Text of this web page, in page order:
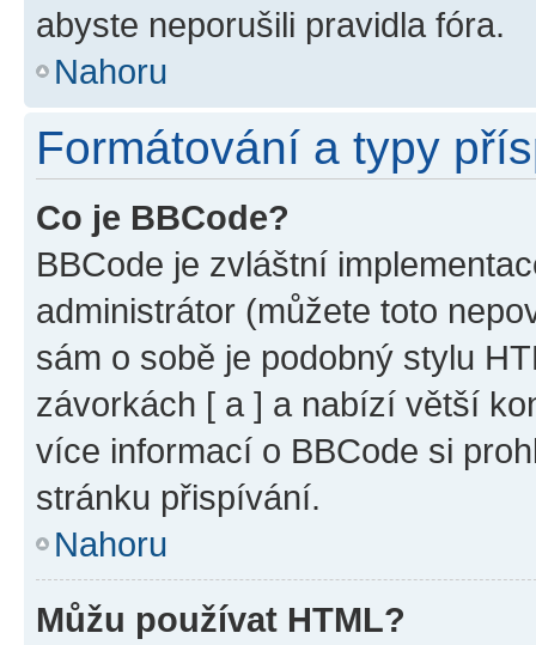
abyste neporušili pravidla fóra.
Nahoru
Formátování a typy
Co je BBCode?
BBCode je zvláštní
administrátor (můžete toto
sám o sobě je podobný stylu
závorkách [ a ] a nabízí větší
více informací o BBCode si
stránku přispívání.
Nahoru
Můžu používat HTML?